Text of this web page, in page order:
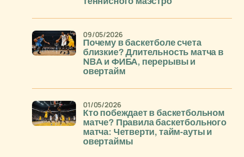
Почему в баскетболе счета
близкие? Длительность матча в
NBA и ФИБА, перерывы и
овертайм
09/05/2026
Кто побеждает в баскетбольном
матче? Правила баскетбольного
матча: Четверти, тайм-ауты и
овертаймы
01/05/2026